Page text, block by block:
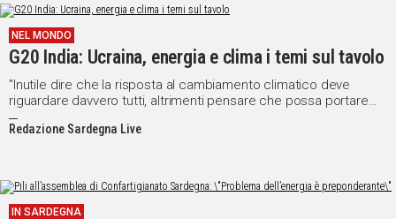
NEL MONDO
G20 India: Ucraina, energia e clima i temi sul tavolo
"Inutile dire che la risposta al cambiamento climatico deve
riguardare davvero tutti, altrimenti pensare che possa portare
risultati apprezzabili è pura utopia". Lo ha detto la presidente del
Consiglio Giorgia Meloni
Redazione Sardegna Live
IN SARDEGNA